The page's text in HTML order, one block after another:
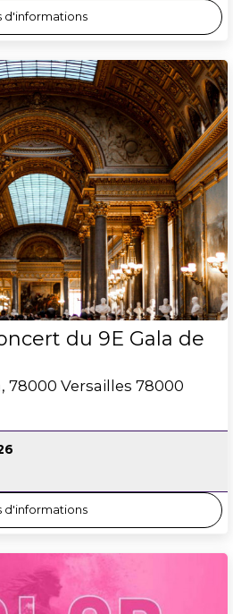
d'informations
du 9E Gala de
78000 Versailles 78000
d'informations